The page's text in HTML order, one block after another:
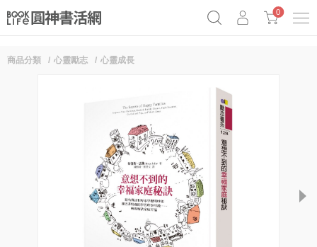
0
商品分類 心靈勵志 心靈成長
next